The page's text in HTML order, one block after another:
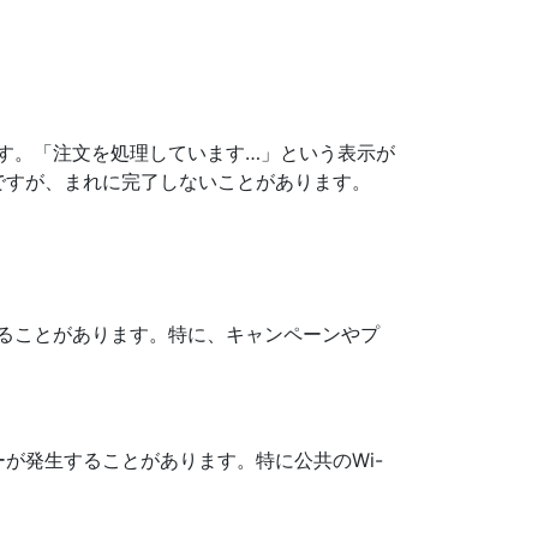
。「注文を処理しています…」という表示が
が、まれに完了しないことがあります。
ことがあります。特に、キャンペーンやプ
発生することがあります。特に公共のWi-